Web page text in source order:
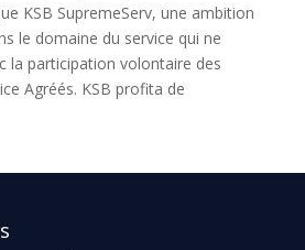
KSB SupremeServ, une ambition
le domaine du service qui ne
la participation volontaire des
Agréés. KSB profita de